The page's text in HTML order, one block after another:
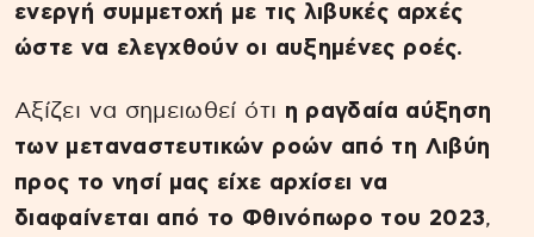
ενεργή συμμετοχή με τις λιβυκές αρχές
ώστε να ελεγχθούν οι αυξημένες ροές.
Αξίζει να σημειωθεί ότι η ραγδαία αύξηση
των μεταναστευτικών ροών από τη Λιβύη
προς το νησί μας είχε αρχίσει να
διαφαίνεται από το Φθινόπωρο του 2023,